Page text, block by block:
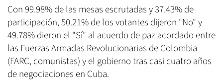
Con 99.98% de las mesas escrutadas y 37.43% de
participación, 50.21% de los votantes dijeron "No" y
49.78% dieron el "Sí" al acuerdo de paz acordado entre
las Fuerzas Armadas Revolucionarias de Colombia
(FARC, comunistas) y el gobierno tras casi cuatro años
de negociaciones en Cuba.